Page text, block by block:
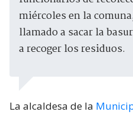
miércoles en la
llamado a sacar la
a recoger los residuos.
La alcaldesa de la